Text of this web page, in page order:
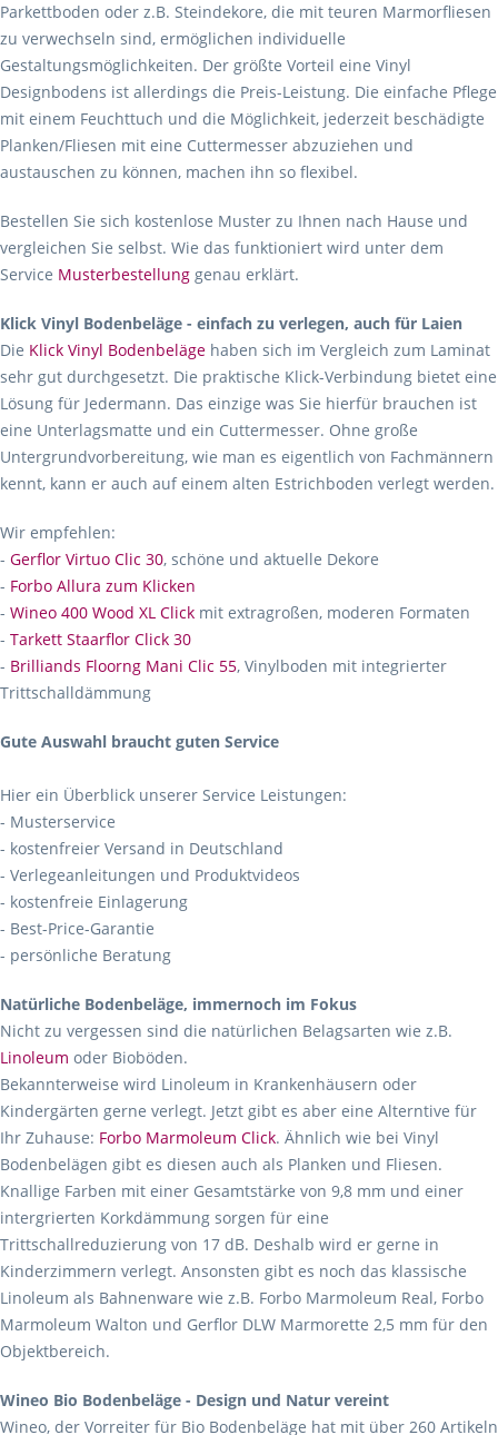
Parkettboden oder z.B. Steindekore, die mit teuren Marmorfliesen
zu verwechseln sind, ermöglichen individuelle
Gestaltungsmöglichkeiten. Der größte Vorteil eine Vinyl
Designbodens ist allerdings die Preis-Leistung. Die einfache Pflege
mit einem Feuchttuch und die Möglichkeit, jederzeit beschädigte
Planken/Fliesen mit eine Cuttermesser abzuziehen und
austauschen zu können, machen ihn so flexibel.
Bestellen Sie sich kostenlose Muster zu Ihnen nach Hause und
vergleichen Sie selbst. Wie das funktioniert wird unter dem
Service Musterbestellung genau erklärt.
Klick Vinyl Bodenbeläge - einfach zu verlegen, auch für Laien
Die Klick Vinyl Bodenbeläge haben sich im Vergleich zum Laminat
sehr gut durchgesetzt. Die praktische Klick-Verbindung bietet eine
Lösung für Jedermann. Das einzige was Sie hierfür brauchen ist
eine Unterlagsmatte und ein Cuttermesser. Ohne große
Untergrundvorbereitung, wie man es eigentlich von Fachmännern
kennt, kann er auch auf einem alten Estrichboden verlegt werden.
Wir empfehlen:
- Gerflor Virtuo Clic 30, schöne und aktuelle Dekore
- Forbo Allura zum Klicken
- Wineo 400 Wood XL Click mit extragroßen, moderen Formaten
- Tarkett Staarflor Click 30
- Brilliands Floorng Mani Clic 55, Vinylboden mit integrierter
Trittschalldämmung
Gute Auswahl braucht guten Service
Hier ein Überblick unserer Service Leistungen:
- Musterservice
- kostenfreier Versand in Deutschland
- Verlegeanleitungen und Produktvideos
- kostenfreie Einlagerung
- Best-Price-Garantie
- persönliche Beratung
Natürliche Bodenbeläge, immernoch im Fokus
Nicht zu vergessen sind die natürlichen Belagsarten wie z.B.
Linoleum oder Bioböden.
Bekannterweise wird Linoleum in Krankenhäusern oder
Kindergärten gerne verlegt. Jetzt gibt es aber eine Alterntive für
Ihr Zuhause: Forbo Marmoleum Click. Ähnlich wie bei Vinyl
Bodenbelägen gibt es diesen auch als Planken und Fliesen.
Knallige Farben mit einer Gesamtstärke von 9,8 mm und einer
intergrierten Korkdämmung sorgen für eine
Trittschallreduzierung von 17 dB. Deshalb wird er gerne in
Kinderzimmern verlegt. Ansonsten gibt es noch das klassische
Linoleum als Bahnenware wie z.B. Forbo Marmoleum Real, Forbo
Marmoleum Walton und Gerflor DLW Marmorette 2,5 mm für den
Objektbereich.
Wineo Bio Bodenbeläge - Design und Natur vereint
Wineo, der Vorreiter für Bio Bodenbeläge hat mit über 260 Artikeln